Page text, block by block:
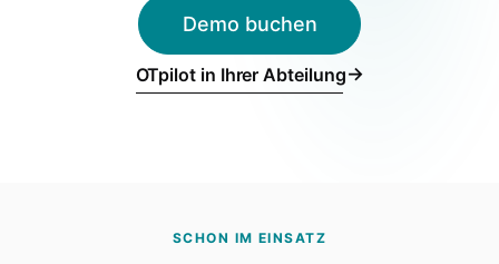
Für Verbünde & Holdings
rehaVital, ORTHEGROH, Sani Aktuell · Filialgruppen
Demo buchen
OTpilot in Ihrer Abteilung→
SCHON IM EINSATZ